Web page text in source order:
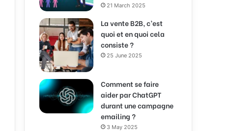
21 March 2025
La vente B2B, c’est
quoi et en quoi cela
consiste ?
25 June 2025
Comment se faire
aider par ChatGPT
durant une campagne
emailing ?
3 May 2025